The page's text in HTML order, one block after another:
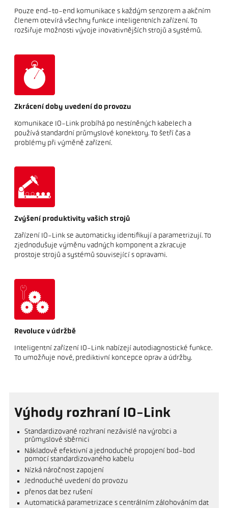
Pouze end-to-end komunikace s každým senzorem a akčním
členem otevírá všechny funkce inteligentních zařízení. To
rozšiřuje možnosti vývoje inovativnějších strojů a systémů.
Zkrácení doby uvedení do provozu
Komunikace IO-Link probíhá po nestíněných kabelech a
používá standardní průmyslové konektory. To šetří čas a
problémy při výměně zařízení.
Zvýšení produktivity vašich strojů
Zařízení IO-Link se automaticky identifikují a parametrizují. To
zjednodušuje výměnu vadných komponent a zkracuje
prostoje strojů a systémů související s opravami.
Revoluce v údržbě
Inteligentní zařízení IO-Link nabízejí autodiagnostické funkce.
To umožňuje nové, prediktivní koncepce oprav a údržby.
Výhody rozhraní IO-Link
Standardizované rozhraní nezávislé na výrobci a
průmyslové sběrnici
Nákladově efektivní a jednoduché propojení bod-bod
pomocí standardizovaného kabelu
Nízká náročnost zapojení
Jednoduché uvedení do provozu
přenos dat bez rušení
Automatická parametrizace s centrálním zálohováním dat